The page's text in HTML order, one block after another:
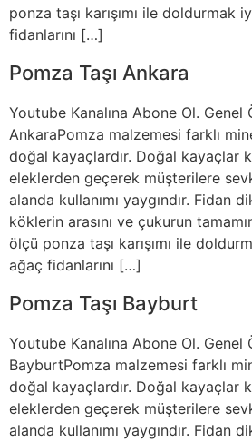
ponza taşı karışımı ile doldurmak
fidanlarını […]
Pomza Taşı Ankara
Youtube Kanalına Abone Ol. Genel
AnkaraPomza malzemesi farklı
doğal kayaçlardır. Doğal kayaçlar
eleklerden geçerek müşterilere
alanda kullanımı yaygındır. Fidan
köklerin arasını ve çukurun
ölçü ponza taşı karışımı ile
ağaç fidanlarını […]
Pomza Taşı Bayburt
Youtube Kanalına Abone Ol. Genel
BayburtPomza malzemesi farklı
doğal kayaçlardır. Doğal kayaçlar
eleklerden geçerek müşterilere
alanda kullanımı yaygındır. Fidan